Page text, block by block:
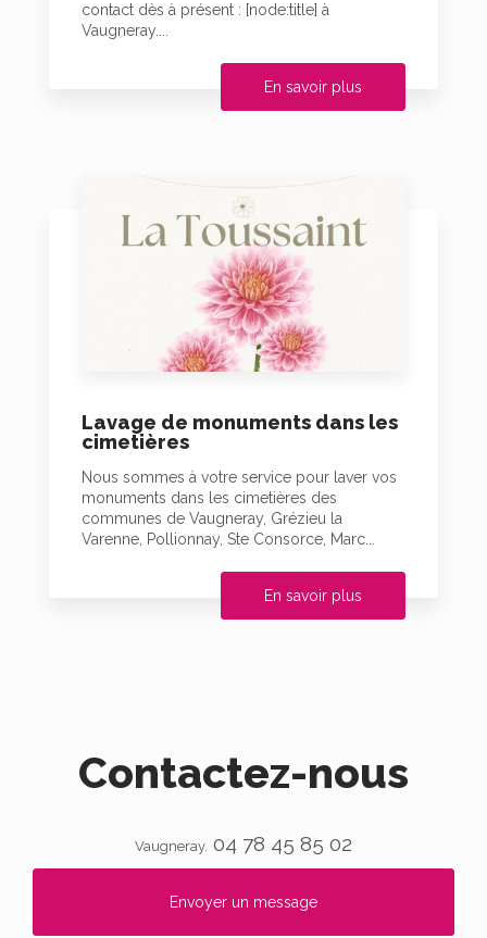
contact dès à présent : [node:title] à
Vaugneray....
En savoir plus
Lavage de monuments dans les
cimetières
Nous sommes à votre service pour laver vos
monuments dans les cimetières des
communes de Vaugneray, Grézieu la
Varenne, Pollionnay, Ste Consorce, Marc...
En savoir plus
Contactez-nous
Vaugneray. 04 78 45 85 02
Envoyer un message